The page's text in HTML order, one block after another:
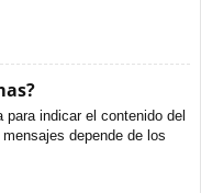
indicar el contenido del
depende de los